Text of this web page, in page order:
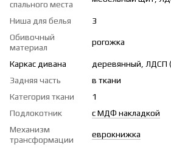
спального места
Ниша для белья
3
Обивочный
материал
рогожка
Каркас дивана
деревянный, ЛДСП
Задняя часть
в ткани
Категория ткани
1
Подлокотник
с МДФ накладкой
Механизм
трансформации
еврокнижка